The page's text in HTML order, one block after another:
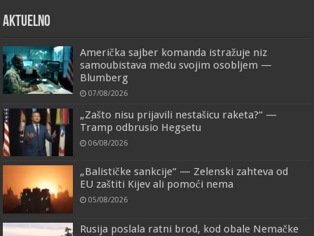
AKTUELNO
Američka sajber komanda istražuje niz
samoubistava među svojim osobljem —
Blumberg
07/08/2026
„Zašto nisu prijavili nestašicu raketa?“ —
Tramp odbrusio Hegsetu
06/08/2026
„Balističke sankcije“ — Zelenski zahteva od
EU zaštiti Kijev ali pomoći nema
05/08/2026
Rusija poslala ratni brod, kod obale Nemačke